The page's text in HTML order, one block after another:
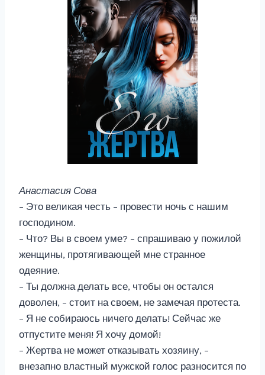
Анастасия Сова
– Это великая честь – провести ночь с нашим
господином.
– Что? Вы в своем уме? – спрашиваю у пожилой
женщины, протягивающей мне странное
одеяние.
– Ты должна делать все, чтобы он остался
доволен, – стоит на своем, не замечая протеста.
– Я не собираюсь ничего делать! Сейчас же
отпустите меня! Я хочу домой!
– Жертва не может отказывать хозяину, –
внезапно властный мужской голос разносится по